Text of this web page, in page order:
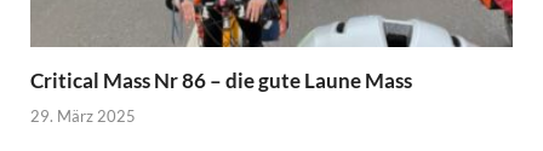
Critical Mass Nr 86 – die gute Laune Mass
29. März 2025